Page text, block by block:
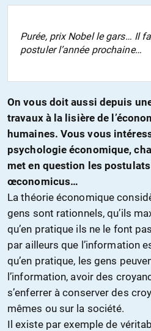
Purée, prix Nobel le gars… Il
postuler l’année prochaine…
On vous doit aussi depuis
travaux à la lisière de
humaines. Vous vous
psychologie économique,
met en question les postulats
œconomicus…
La théorie économique
gens sont rationnels, qu’ils
qu’en pratique ils ne le font
par ailleurs que l’information
qu’en pratique, les gens
l’information, avoir des
s’enferrer à conserver des
mêmes ou sur la société.
Il existe par exemple de